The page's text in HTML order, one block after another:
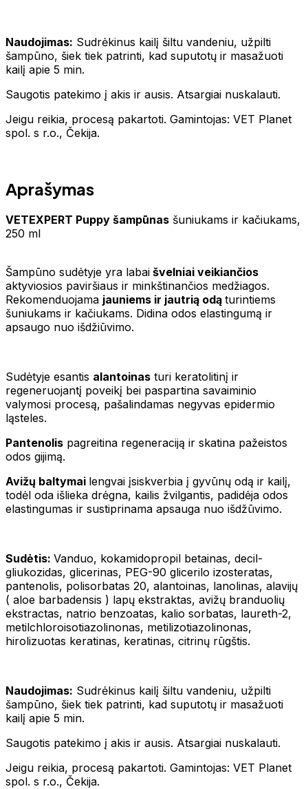
Naudojimas: Sudrėkinus kailį šiltu vandeniu, užpilti
šampūno, šiek tiek patrinti, kad suputotų ir masažuoti
kailį apie 5 min.
Saugotis patekimo į akis ir ausis. Atsargiai nuskalauti.
Jeigu reikia, procesą pakartoti. Gamintojas: VET Planet
spol. s r.o., Čekija.
Aprašymas
VETEXPERT Puppy šampūnas šuniukams ir kačiukams,
250 ml
Šampūno sudėtyje yra labai švelniai veikiančios
aktyviosios paviršiaus ir minkštinančios medžiagos.
Rekomenduojama jauniems ir jautrią odą turintiems
šuniukams ir kačiukams. Didina odos elastingumą ir
apsaugo nuo išdžiūvimo.
Sudėtyje esantis alantoinas turi keratolitinį ir
regeneruojantį poveikį bei paspartina savaiminio
valymosi procesą, pašalindamas negyvas epidermio
ląsteles.
Pantenolis pagreitina regeneraciją ir skatina pažeistos
odos gijimą.
Avižų baltymai lengvai įsiskverbia į gyvūnų odą ir kailį,
todėl oda išlieka drėgna, kailis žvilgantis, padidėja odos
elastingumas ir sustiprinama apsauga nuo išdžūvimo.
Sudėtis: Vanduo, kokamidopropil betainas, decil-
gliukozidas, glicerinas, PEG-90 glicerilo izosteratas,
pantenolis, polisorbatas 20, alantoinas, lanolinas, alavijų
( aloe barbadensis ) lapų ekstraktas, avižų branduolių
ekstractas, natrio benzoatas, kalio sorbatas, laureth-2,
metilchloroisotiazolinonas, metilizotiazolinonas,
hirolizuotas keratinas, keratinas, citrinų rūgštis.
Naudojimas: Sudrėkinus kailį šiltu vandeniu, užpilti
šampūno, šiek tiek patrinti, kad suputotų ir masažuoti
kailį apie 5 min.
Saugotis patekimo į akis ir ausis. Atsargiai nuskalauti.
Jeigu reikia, procesą pakartoti. Gamintojas: VET Planet
spol. s r.o., Čekija.